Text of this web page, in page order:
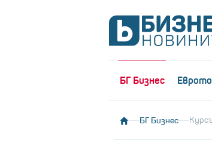
БГ Бизнес Еврото
БГ Бизнес